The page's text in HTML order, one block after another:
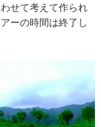
せて考えて作られ
ーの時間は終了し